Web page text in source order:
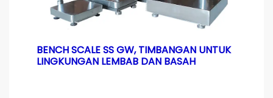
BENCH SCALE SS GW, TIMBANGAN UNTUK
LINGKUNGAN LEMBAB DAN BASAH